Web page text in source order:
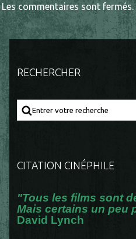
Les commentaires sont fermés.
RECHERCHER
CITATION CINÉPHILE
"Tous les films sont
Mais certains un peu
David Lynch